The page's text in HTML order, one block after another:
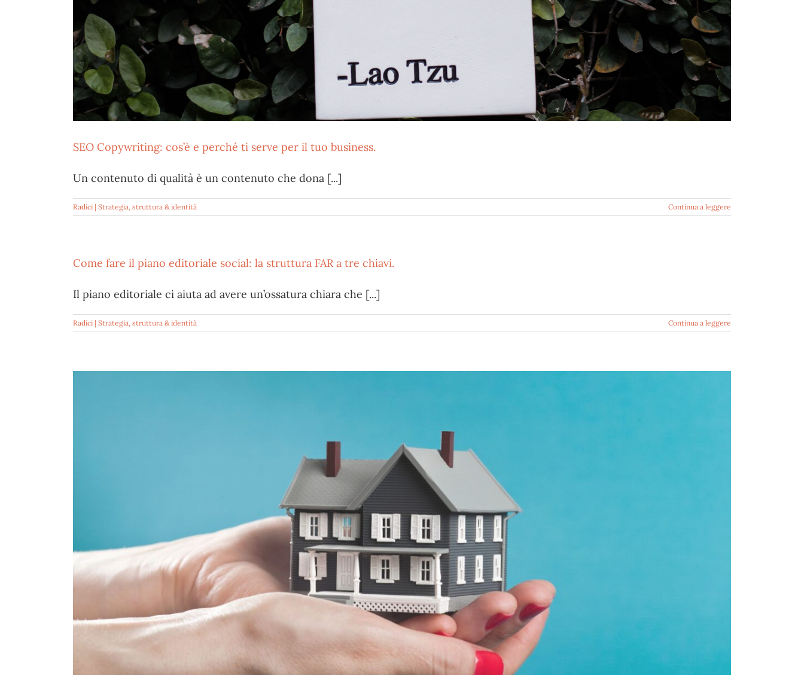
SEO Copywriting: cos’è e perché ti serve per il tuo business.
Un contenuto di qualità è un contenuto che dona [...]
Radici | Strategia, struttura & identità Continua a leggere
Come fare il piano editoriale social: la struttura FAR a tre chiavi.
Il piano editoriale ci aiuta ad avere un’ossatura chiara che [...]
Radici | Strategia, struttura & identità Continua a leggere